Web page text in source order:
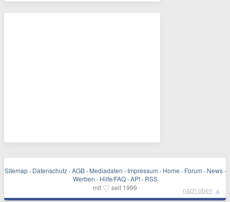
Sitemap · Datenschutz · AGB · Mediadaten · Impressum · Home · Forum · News ·
Werben · Hilfe/FAQ · API · RSS
mit ♡ seit 1999 nach oben ▲